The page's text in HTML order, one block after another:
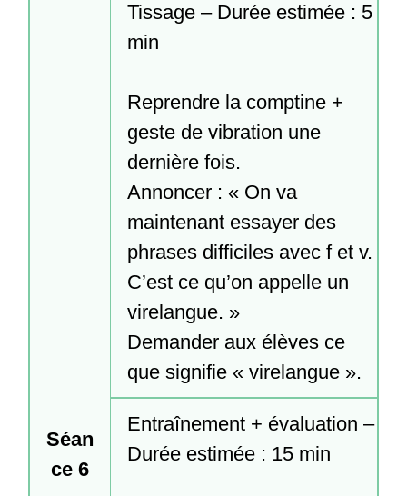
Séan
ce 6
Tissage – Durée estimée : 5
min
Reprendre la comptine +
geste de vibration une
dernière fois.
Annoncer : « On va
maintenant essayer des
phrases difficiles avec f et v.
C’est ce qu’on appelle un
virelangue. »
Demander aux élèves ce
que signifie « virelangue ».
Entraînement + évaluation –
Durée estimée : 15 min